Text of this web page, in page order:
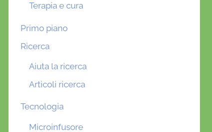
Terapia e cura
Primo piano
Ricerca
Aiuta la ricerca
Articoli ricerca
Tecnologia
Microinfusore